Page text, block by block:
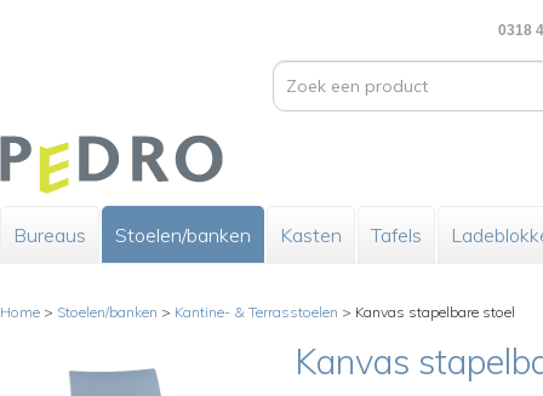
0318
Bureaus Stoelen/banken Kasten Tafels
Home > Stoelen/banken > Kantine- & Terrasstoelen > Kanvas stapelbare stoel
Kanvas